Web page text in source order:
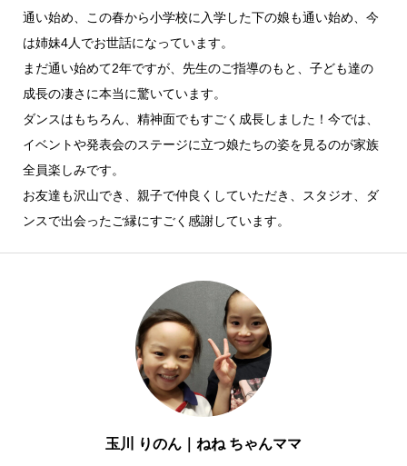
通い始め、この春から小学校に入学した下の娘も通い始め、今
は姉妹4人でお世話になっています。
まだ通い始めて2年ですが、先生のご指導のもと、子ども達の
成長の凄さに本当に驚いています。
ダンスはもちろん、精神面でもすごく成長しました！今では、
イベントや発表会のステージに立つ娘たちの姿を見るのが家族
全員楽しみです。
お友達も沢山でき、親子で仲良くしていただき、スタジオ、ダ
ンスで出会ったご縁にすごく感謝しています。
玉川 りのん｜ねね ちゃんママ